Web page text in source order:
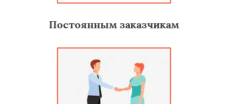
Постоянным заказчикам